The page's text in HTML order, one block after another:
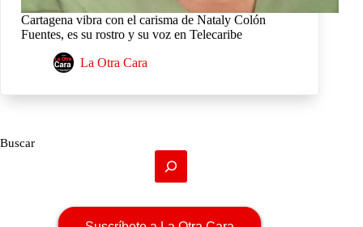
Cartagena vibra con el carisma de Nataly Colón
Fuentes, es su rostro y su voz en Telecaribe
La Otra Cara
Buscar